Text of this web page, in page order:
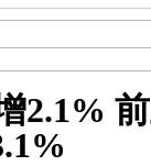
2.1%